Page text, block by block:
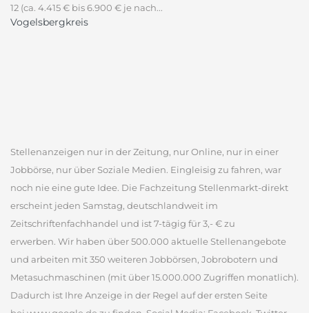
12 (ca. 4.415 € bis 6.900 € je nach...
Vogelsbergkreis
Stellenanzeigen nur in der Zeitung, nur Online, nur in einer
Jobbörse, nur über Soziale Medien. Eingleisig zu fahren, war
noch nie eine gute Idee. Die Fachzeitung Stellenmarkt-direkt
erscheint jeden Samstag, deutschlandweit im
Zeitschriftenfachhandel und ist 7-tägig für 3,- € zu
erwerben. Wir haben über 500.000 aktuelle Stellenangebote
und arbeiten mit 350 weiteren Jobbörsen, Jobrobotern und
Metasuchmaschinen (mit über 15.000.000 Zugriffen monatlich).
Dadurch ist Ihre Anzeige in der Regel auf der ersten Seite